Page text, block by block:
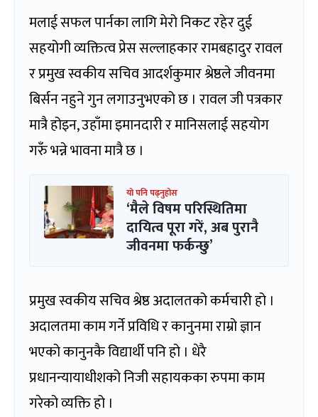
मलाई सफल पार्नका लागि मेरो निकट रहेर दुई
सहयोगी व्यक्तित्व प्रेस सल्लाहकार रामबहादुर रावल
र प्रमुख स्वकीय सचिव आदर्शकुमार श्रेष्ठले जीवनमा
बिर्सन नहुने गुन लगाउनुभएको छ । रावल जी पत्रकार
मात्रै होइन, उहाँमा इमानदारी र मानिसलाई सहयोग
गरुँ भन्ने भावना मात्रै छ ।
यो पनि पढ्नुहोस
‘मैले विषम परिस्थितिमा
दायित्व पूरा गरें, अब पुरानै
जीवनमा फर्कन्छु’
प्रमुख स्वकीय सचिव श्रेष्ठ अदालतको कर्मचारी हो ।
अदालतमा काम गर्ने प्रविधि र कानुनमा राम्रो ज्ञान
भएको कानुनकै विद्यार्थी पनि हो । धेरै
प्रधानन्यायाधीशको निजी सहायकका रुपमा काम
गरेको व्यक्ति हो ।